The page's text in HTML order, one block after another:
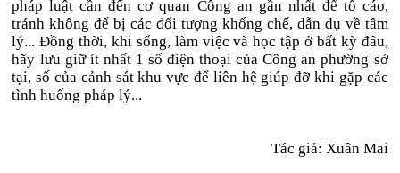
pháp luật cần đến cơ quan Công an gần nhất để tố cáo,
tránh không để bị các đối tượng khống chế, dẫn dụ về tâm
lý... Đồng thời, khi sống, làm việc và học tập ở bất kỳ đâu,
hãy lưu giữ ít nhất 1 số điện thoại của Công an phường sở
tại, số của cảnh sát khu vực để liên hệ giúp đỡ khi gặp các
tình huống pháp lý...
Tác giả: Xuân Mai